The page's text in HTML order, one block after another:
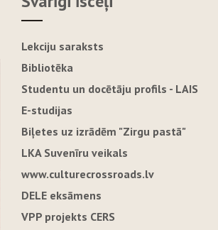
Lekciju saraksts
Bibliotēka
Studentu un docētāju profils - LAIS
E-studijas
Biļetes uz izrādēm "Zirgu pastā"
LKA Suvenīru veikals
www.culturecrossroads.lv
DELE eksāmens
VPP projekts CERS